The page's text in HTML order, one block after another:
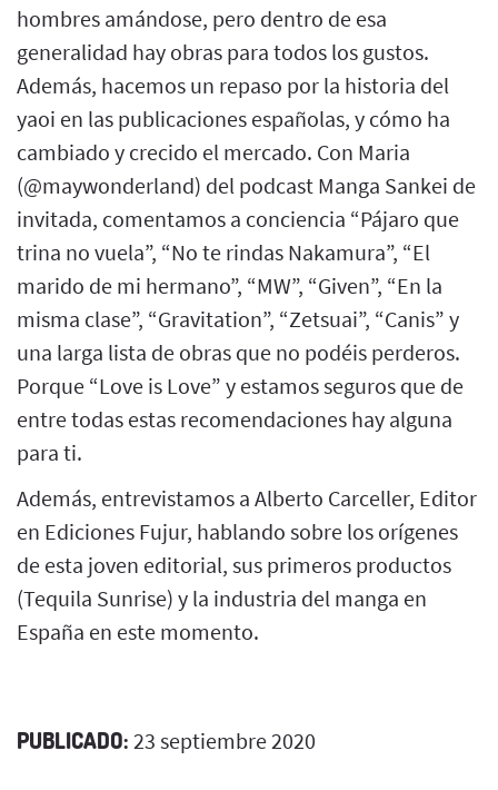
hombres amándose, pero dentro de esa
generalidad hay obras para todos los gustos.
Además, hacemos un repaso por la historia del
yaoi en las publicaciones españolas, y cómo ha
cambiado y crecido el mercado. Con Maria
(@maywonderland) del podcast Manga Sankei de
invitada, comentamos a conciencia “Pájaro que
trina no vuela”, “No te rindas Nakamura”, “El
marido de mi hermano”, “MW”, “Given”, “En la
misma clase”, “Gravitation”, “Zetsuai”, “Canis” y
una larga lista de obras que no podéis perderos.
Porque “Love is Love” y estamos seguros que de
entre todas estas recomendaciones hay alguna
para ti.
Además, entrevistamos a Alberto Carceller, Editor
en Ediciones Fujur, hablando sobre los orígenes
de esta joven editorial, sus primeros productos
(Tequila Sunrise) y la industria del manga en
España en este momento.
PUBLICADO: 23 septiembre 2020